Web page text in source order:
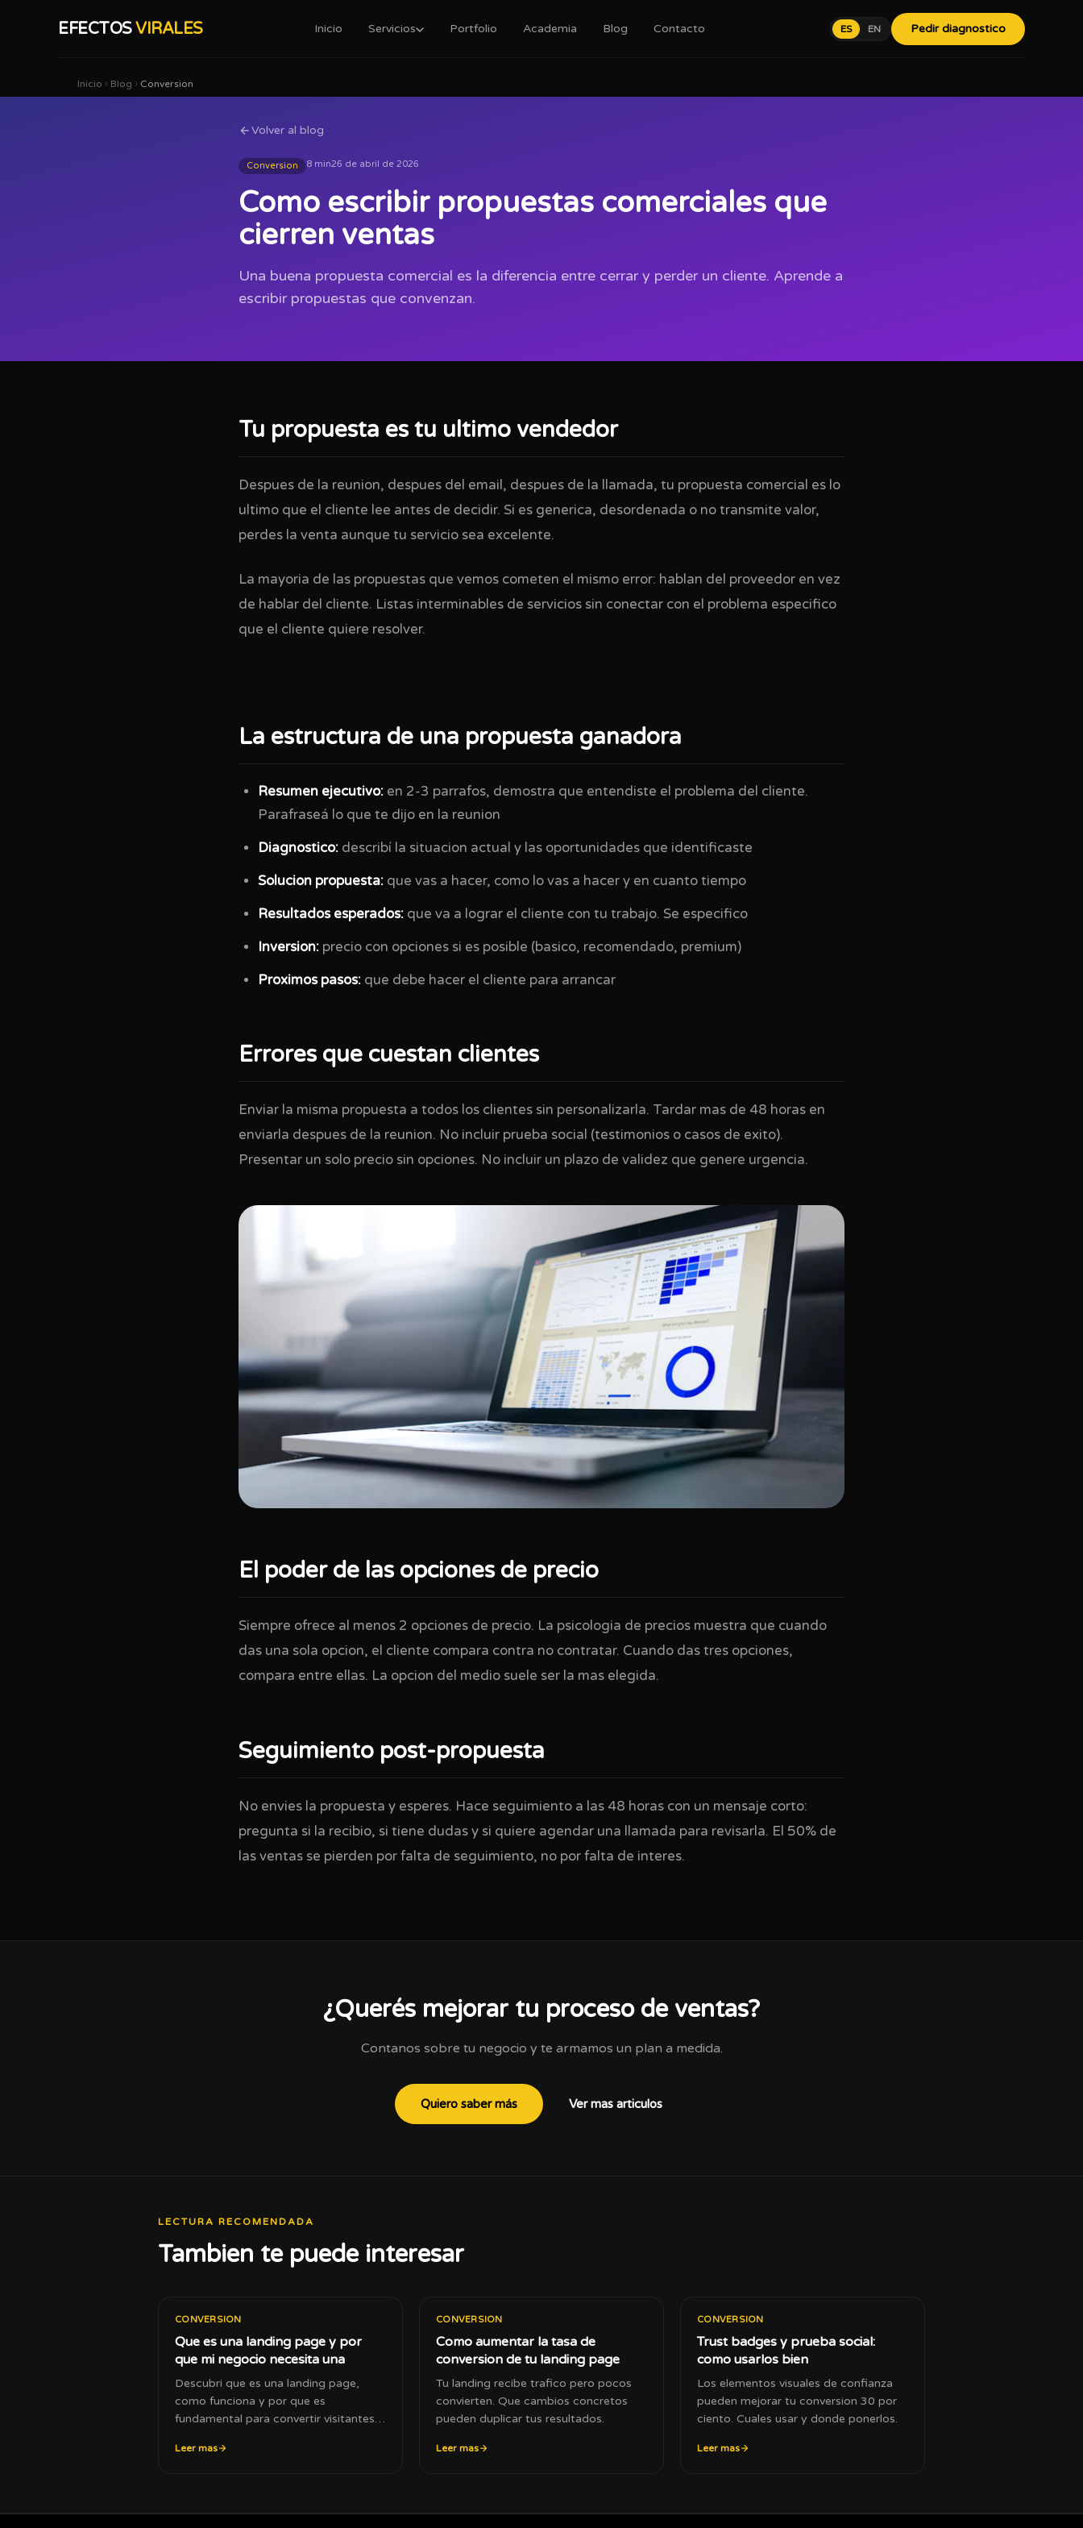
EFECTOSVIRALES Inicio Servicios Portfolio Academia Blog Contacto ES EN Pedir diagnostico
Inicio Blog Conversion
Volver al blog
Conversion 8 min26 de abril de 2026
Como escribir propuestas comerciales que
cierren ventas
Una buena propuesta comercial es la diferencia entre cerrar y perder un cliente. Aprende a
escribir propuestas que convenzan.
Tu propuesta es tu ultimo vendedor
Despues de la reunion, despues del email, despues de la llamada, tu propuesta comercial es lo
ultimo que el cliente lee antes de decidir. Si es generica, desordenada o no transmite valor,
perdes la venta aunque tu servicio sea excelente.
La mayoria de las propuestas que vemos cometen el mismo error: hablan del proveedor en vez
de hablar del cliente. Listas interminables de servicios sin conectar con el problema especifico
que el cliente quiere resolver.
La estructura de una propuesta ganadora
Resumen ejecutivo: en 2-3 parrafos, demostra que entendiste el problema del cliente.
Parafraseá lo que te dijo en la reunion
Diagnostico: describí la situacion actual y las oportunidades que identificaste
Solucion propuesta: que vas a hacer, como lo vas a hacer y en cuanto tiempo
Resultados esperados: que va a lograr el cliente con tu trabajo. Se especifico
Inversion: precio con opciones si es posible (basico, recomendado, premium)
Proximos pasos: que debe hacer el cliente para arrancar
Errores que cuestan clientes
Enviar la misma propuesta a todos los clientes sin personalizarla. Tardar mas de 48 horas en
enviarla despues de la reunion. No incluir prueba social (testimonios o casos de exito).
Presentar un solo precio sin opciones. No incluir un plazo de validez que genere urgencia.
El poder de las opciones de precio
Siempre ofrece al menos 2 opciones de precio. La psicologia de precios muestra que cuando
das una sola opcion, el cliente compara contra no contratar. Cuando das tres opciones,
compara entre ellas. La opcion del medio suele ser la mas elegida.
Seguimiento post-propuesta
No envies la propuesta y esperes. Hace seguimiento a las 48 horas con un mensaje corto:
pregunta si la recibio, si tiene dudas y si quiere agendar una llamada para revisarla. El 50% de
las ventas se pierden por falta de seguimiento, no por falta de interes.
¿Querés mejorar tu proceso de ventas?
Contanos sobre tu negocio y te armamos un plan a medida.
Quiero saber más Ver mas articulos
LECTURA RECOMENDADA
Tambien te puede interesar
CONVERSION
Que es una landing page y por
que mi negocio necesita una
Descubri que es una landing page,
como funciona y por que es
fundamental para convertir visitantes
Leer mas
CONVERSION
Como aumentar la tasa de
conversion de tu landing page
Tu landing recibe trafico pero pocos
convierten. Que cambios concretos
pueden duplicar tus resultados.
Leer mas
CONVERSION
Trust badges y prueba social:
como usarlos bien
Los elementos visuales de confianza
pueden mejorar tu conversion 30 por
ciento. Cuales usar y donde ponerlos.
Leer mas